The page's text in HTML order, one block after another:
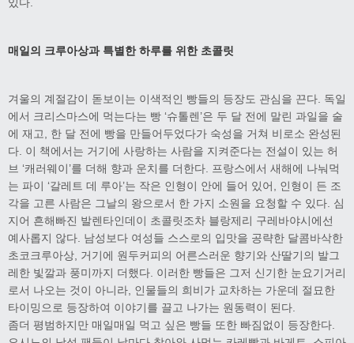
매일의 크루아상과 특별한 하루를 위한 초콜릿
겨울의 계절감이 돋보이는 이색적인 빵들의 등장도 관심을 끈다. 독일
에서 크리스마스에 먹는다는 빵 ‘슈톨렌’은 두 달 전에 말린 과일을 술
에 재고, 한 달 전에 빵을 만들어두었다가 숙성을 거쳐 비로소 완성된
다. 이 책에서는 거기에 사랑하는 사람을 지켜준다는 전설이 있는 허
브 ‘캐러웨이’를 더해 향과 운치를 더한다. 프랑스에서 새해에 나눠먹
는 파이 ‘갈레트 데 루아’는 작은 인형이 안에 들어 있어, 인형이 든 조
각을 고른 사람은 그날의 왕으로서 한 가지 소원을 요청할 수 있다. 심
지어 흔해빠진 발렌타인데이 초콜릿조차 블랑제리 구레바야시에선
예사롭지 않다. 남성보다 여성들 스스로의 입맛을 공략한 달콤바삭한
초코크루아상, 거기에 원두커피의 어른스러운 향기와 산딸기의 발그
레한 빛깔과 풍미까지 더했다. 이러한 빵들은 그저 신기한 눈요기거리
로서 나오는 것이 아니라, 인물들의 희비가 교차하는 가운데 절묘한
타이밍으로 등장하여 이야기를 끌고 나가는 원동력이 된다.
좀더 평범하지만 매일매일 먹고 싶은 빵들 또한 빠짐없이 등장한다.